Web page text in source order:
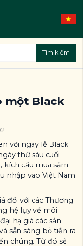
Tìm kiếm
một Black
với ngày lễ Black
thứ sáu cuối
kích cầu mua sắm
nhập vào Việt Nam
đối với các Thương
hệ lụy về môi
hạ giá các sản
sẵn sàng bỏ tiền ra
chúng. Từ đó sẽ